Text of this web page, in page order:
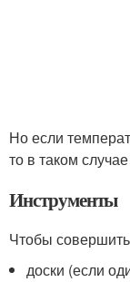
Но если
то в таком
Инструменты
Чтобы
доски (если